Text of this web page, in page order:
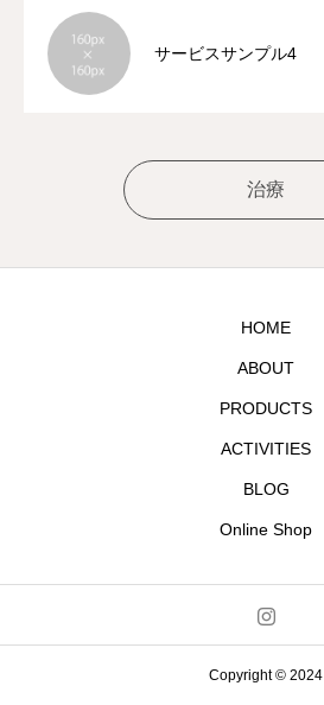
サービスサンプル4
治療
HOME
ABOUT
PRODUCTS
ACTIVITIES
BLOG
Online Shop
Copyright © 2024